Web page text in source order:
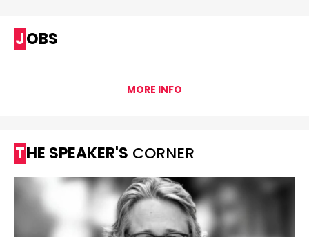
JOBS
MORE INFO
THE SPEAKER'S CORNER